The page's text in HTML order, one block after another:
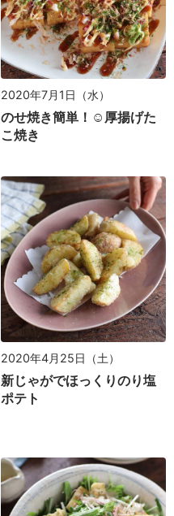
2020年7月1日（水）
のせ焼き簡単！☺︎厚揚げた
こ焼き
2020年4月25日（土）
新じゃがでほっくりのり塩
ポテト